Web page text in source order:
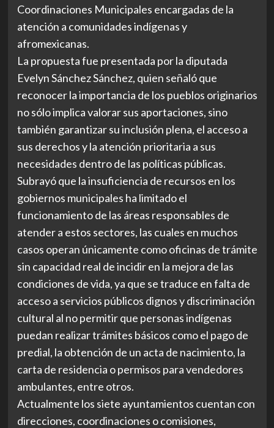
Coordinaciones Municipales encargadas de la
atención a comunidades indígenas y
afromexicanas.
La propuesta fue presentada por la diputada
Evelyn Sánchez Sánchez, quien señaló que
reconocer la importancia de los pueblos originarios
no sólo implica valorar sus aportaciones, sino
también garantizar su inclusión plena, el acceso a
sus derechos y la atención prioritaria a sus
necesidades dentro de las políticas públicas.
Subrayó que la insuficiencia de recursos en los
gobiernos municipales ha limitado el
funcionamiento de las áreas responsables de
atender a estos sectores, las cuales en muchos
casos operan únicamente como oficinas de trámite
sin capacidad real de incidir en la mejora de las
condiciones de vida, ya que se traduce en falta de
acceso a servicios públicos dignos y discriminación
cultural al no permitir que personas indígenas
puedan realizar trámites básicos como el pago de
predial, la obtención de un acta de nacimiento, la
carta de residencia o permisos para vendedores
ambulantes, entre otros.
Actualmente los siete ayuntamientos cuentan con
direcciones, coordinaciones o comisiones,